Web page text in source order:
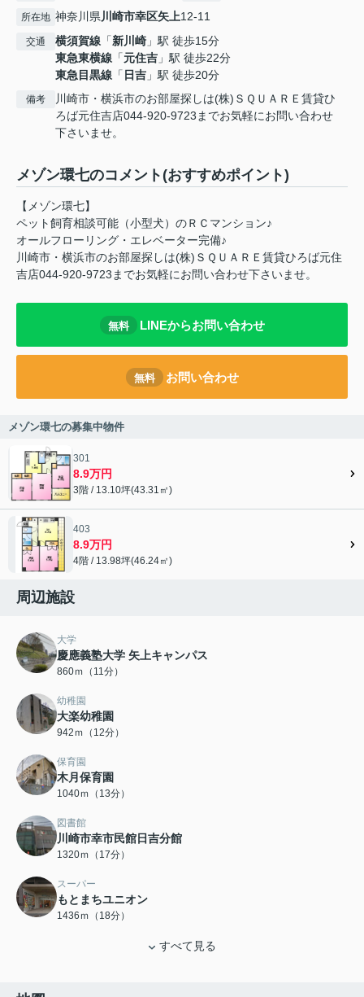
所在地 神奈川県川崎市幸区矢上12-11
交通 横須賀線 「新川崎 」駅 徒歩15分
東急東横線 「元住吉 」駅 徒歩22分
東急目黒線 「 日吉 」駅 徒歩20分
備考
川崎市・横浜市のお部屋探しは(株)ＳＱＵＡＲＥ賃貸ひ
ろば元住吉店044-920-9723までお気軽にお問い合わせ
下さいませ。
メゾン環七のコメント(おすすめポイント)
【メゾン環七】
ペット飼育相談可能（小型犬）のＲＣマンション♪
オールフローリング・エレベーター完備♪
川崎市・横浜市のお部屋探しは(株)ＳＱＵＡＲＥ賃貸ひろば元住
吉店044-920-9723までお気軽にお問い合わせ下さいませ。
無料 LINEからお問い合わせ
無料 お問い合わせ
メゾン環七の募集中物件
301
8.9万円
3階 / 13.10坪(43.31㎡)
403
8.9万円
4階 / 13.98坪(46.24㎡)
周辺施設
大学
慶應義塾大学 矢上キャンパス
860ｍ（11分）
幼稚園
大楽幼稚園
942ｍ（12分）
保育園
木月保育園
1040ｍ（13分）
図書館
川崎市幸市民館日吉分館
1320ｍ（17分）
スーパー
もとまちユニオン
1436ｍ（18分）
すべて見る